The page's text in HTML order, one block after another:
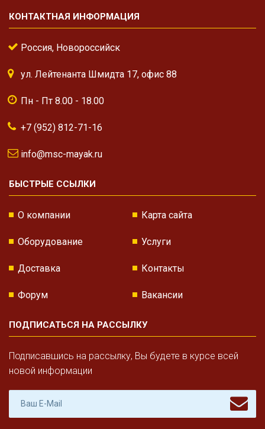
КОНТАКТНАЯ ИНФОРМАЦИЯ
Россия, Новороссийск
ул. Лейтенанта Шмидта 17, офис 88
Пн - Пт 8.00 - 18.00
+7 (952) 812-71-16
info@msc-mayak.ru
БЫСТРЫЕ ССЫЛКИ
О компании Карта сайта
Оборудование Услуги
Доставка Контакты
Форум Вакансии
ПОДПИСАТЬСЯ НА РАССЫЛКУ
Подписавшись на рассылку, Вы будете в курсе всей
новой информации